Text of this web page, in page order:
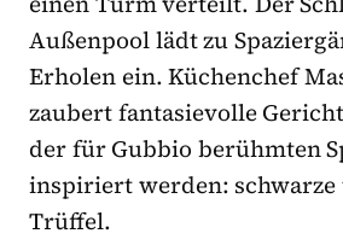
Außenpool lädt zu
Erholen ein. Küchenchef
zaubert fantasievolle
der für Gubbio berühmten
inspiriert werden: schwarze
Trüffel.